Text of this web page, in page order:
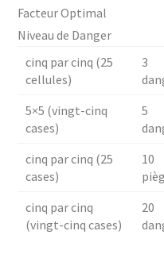
Facteur Optimal
Niveau de Danger
cinq par cinq (25
cellules)
3
5×5 (vingt-cinq
cases)
5
cinq par cinq (25
cases)
10
cinq par cinq
(vingt-cinq cases)
20